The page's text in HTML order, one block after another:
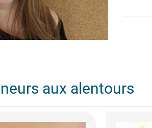
aux alentours